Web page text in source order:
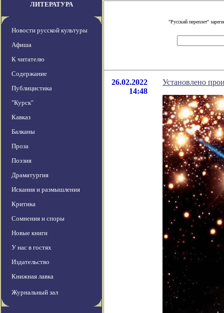
ЛИТЕРАТУРА
Новости русской культуры
Афиша
К читателю
Содержание
Публицистика
"Курск"
Кавказ
Балканы
Проза
Поэзия
Драматургия
Искания и размышления
Критика
Сомнения и споры
Новые книги
У нас в гостях
Издательство
Книжная лавка
Журнальный зал
"Русский переплет"
26.02.2022
14:48
Установлено